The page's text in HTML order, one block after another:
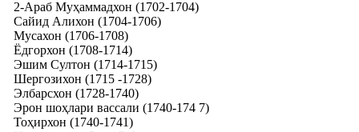
2-Араб Муҳаммадхон (1702-1704)
Сайид Алихон (1704-1706)
Мусахон (1706-1708)
Ёдгорхон (1708-1714)
Эшим Султон (1714-1715)
Шергозихон (1715 -1728)
Элбарсхон (1728-1740)
Эрон шоҳлари вассали (1740-174 7)
Тоҳирхон (1740-1741)